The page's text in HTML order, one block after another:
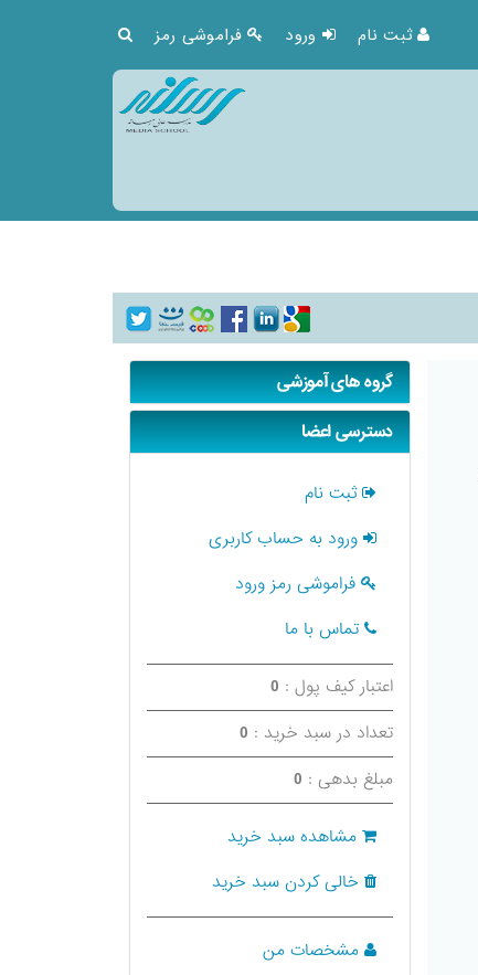
ثبت نام ورود فراموشی رمز
گروه های آموزشی
دسترسی اعضا
ثبت نام
ورود به حساب کاربری
فراموشی رمز ورود
تماس با ما
اعتبار کیف پول : 0
تعداد در سبد خرید : 0
مبلغ بدهی : 0
مشاهده سبد خرید
خالی کردن سبد خرید
مشخصات من